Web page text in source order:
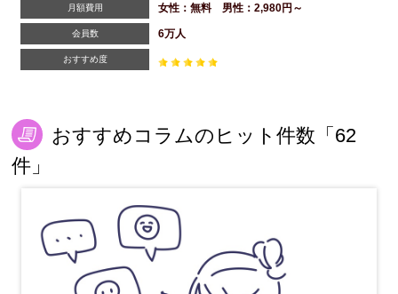
月額費用 女性：無料 男性：2,980円～
会員数 6万人
おすすめ度
おすすめコラムのヒット件数「62
件」